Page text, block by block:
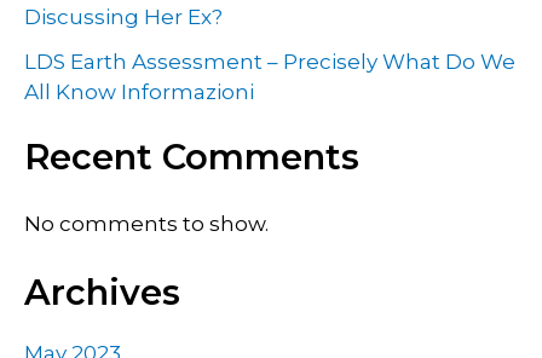
Discussing Her Ex?
LDS Earth Assessment – Precisely What Do We
All Know Informazioni
Recent Comments
No comments to show.
Archives